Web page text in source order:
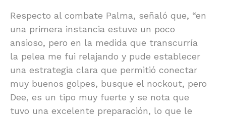
Respecto al combate Palma, señaló que, “en
una primera instancia estuve un poco
ansioso, pero en la medida que transcurría
la pelea me fui relajando y pude establecer
una estrategia clara que permitió conectar
muy buenos golpes, busque el nockout, pero
Dee, es un tipo muy fuerte y se nota que
tuvo una excelente preparación, lo que le